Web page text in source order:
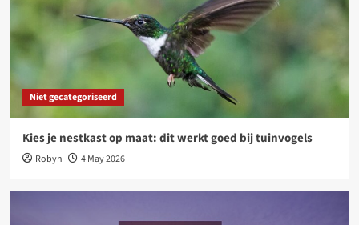
Woondecoratie
Tijdloos design, voelbaar comfort: wonen met
Deceuninck aluminium ramen en deuren
Waarom een tuinposter dé slimste upgrade is
voor jouw tuin
Niet gecategoriseerd
Kies je nestkast op maat: dit werkt goed bij tuinvogels
Robyn 4 May 2026